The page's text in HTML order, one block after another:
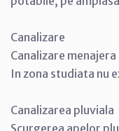
Canalizare
Canalizare menajera
In zona studiata nu
Canalizarea pluviala
Scurgerea apelor